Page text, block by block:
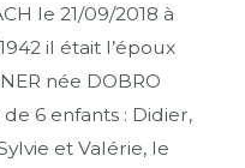
le 21/09/2018 à
il était l’époux
née DOBRO
6 enfants : Didier,
et Valérie, le